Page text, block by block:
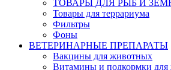
ТОВАРЫ ДЛЯ РЫБ И
Товары для террариума
Фильтры
Фоны
ВЕТЕРИНАРНЫЕ ПРЕПАРАТЫ
Вакцины для животных
Витамины и подкормки